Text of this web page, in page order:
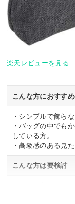
楽天レビューを見る
こんな方におすすめ
・シンプルで飾ら
・バッグの中でも
している方。
・高級感のある見
こんな方は要検討